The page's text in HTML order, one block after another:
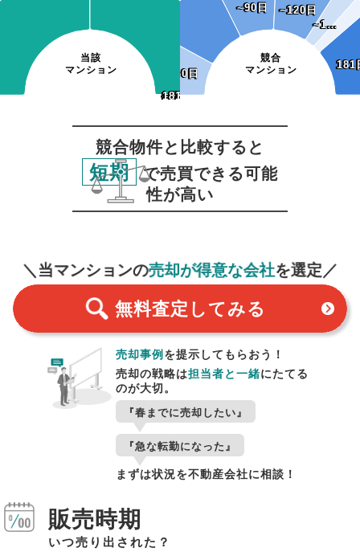
当該
マンション
~90日
~90日
~120日
~120日
~150日
~150日
~180日
~180日
181日~
181日~
競合
マンション
~30日
~30日
~90日
~90日 ~120日
~120日
~1…
~1…
181
181
競合物件と比較すると
短期
で売買できる可能
性が高い
＼当マンションの売却が得意な会社を選定／
無料査定 してみる
売却事例を提示してもらおう！
売却の戦略は担当者と一緒にたてる
のが大切。
『春までに売却したい』
『急な転勤になった』
まずは状況を不動産会社に相談！
販売時期
いつ売り出された？